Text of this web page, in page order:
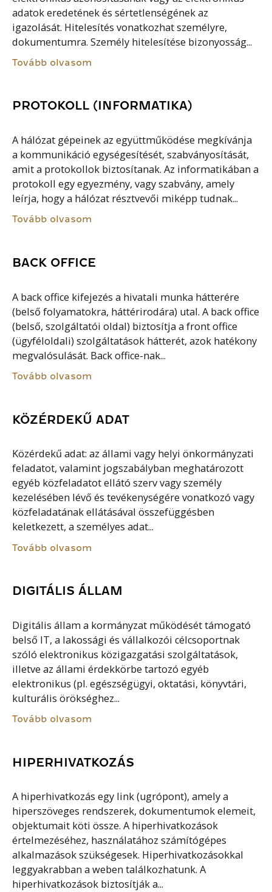
adatok eredetének és sértetlenségének az
igazolását. Hitelesítés vonatkozhat személyre,
dokumentumra. Személy hitelesítése bizonyosság...
Tovább olvasom
PROTOKOLL (INFORMATIKA)
A hálózat gépeinek az együttműködése megkívánja
a kommunikáció egységesítését, szabványosítását,
amit a protokollok biztosítanak. Az informatikában a
protokoll egy egyezmény, vagy szabvány, amely
leírja, hogy a hálózat résztvevői miképp tudnak...
Tovább olvasom
BACK OFFICE
A back office kifejezés a hivatali munka hátterére
(belső folyamatokra, háttérirodára) utal. A back office
(belső, szolgáltatói oldal) biztosítja a front office
(ügyféloldali) szolgáltatások hátterét, azok hatékony
megvalósulását. Back office-nak...
Tovább olvasom
KÖZÉRDEKŰ ADAT
Közérdekű adat: az állami vagy helyi önkormányzati
feladatot, valamint jogszabályban meghatározott
egyéb közfeladatot ellátó szerv vagy személy
kezelésében lévő és tevékenységére vonatkozó vagy
közfeladatának ellátásával összefüggésben
keletkezett, a személyes adat...
Tovább olvasom
DIGITÁLIS ÁLLAM
Digitális állam a kormányzat működését támogató
belső IT, a lakossági és vállalkozói célcsoportnak
szóló elektronikus közigazgatási szolgáltatások,
illetve az állami érdekkörbe tartozó egyéb
elektronikus (pl. egészségügyi, oktatási, könyvtári,
kulturális örökséghez...
Tovább olvasom
HIPERHIVATKOZÁS
A hiperhivatkozás egy link (ugrópont), amely a
hiperszöveges rendszerek, dokumentumok elemeit,
objektumait köti össze. A hiperhivatkozások
értelmezéséhez, használatához számítógépes
alkalmazások szükségesek. Hiperhivatkozásokkal
leggyakrabban a weben találkozhatunk. A
hiperhivatkozások biztosítják a...